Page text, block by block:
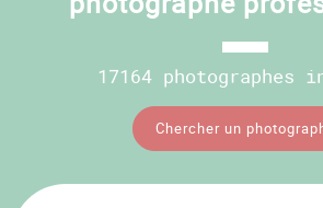
17164 photographes
Chercher un